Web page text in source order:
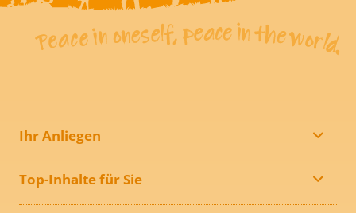
Ihr Anliegen
Top-Inhalte für Sie